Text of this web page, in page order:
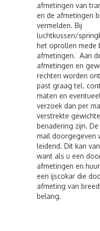
afmetingen van
en de afmetingen
vermelden. Bij
luchtkussen/
het oprollen mede
afmetingen. Aan
afmetingen en
rechten worden
past graag tel.
maten en
verzoek dan per
verstrekte
benadering zijn.
mail doorgegeven
leidend. Dit kan
want als u een
afmetingen en
een ijscokar die
afmeting van
belang.